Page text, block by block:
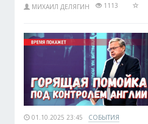
МИХАИЛ ДЕЛЯГИН 1113
01.10.2025 23:45 СОБЫТИЯ